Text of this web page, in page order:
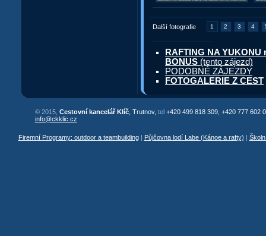
Další fotografie 1 2 3 4
RAFTING NA
BONUS (tento zájezd)
PODOBNÉ ZÁJEZDY
FOTOGALERIE Z CEST
© 2015, Cestovní kancelář Klíč, Trutnov, tel +420 499 818 309, +420 777 602
info@ckklic.cz
Firemní Programy: outdoor a teambuilding| Půjčovna lodí Labe (Kánoe a rafty)